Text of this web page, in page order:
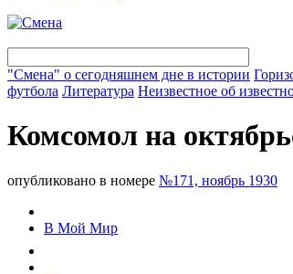
"Смена" о сегодняшнем дне в истории
футбола Литература Неизвестное об
Комсомол на
опубликовано в номере №171, ноябрь 1930
В Мой Мир